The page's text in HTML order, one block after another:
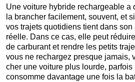
Une voiture hybride rechargeable a
la brancher facilement, souvent, et
vos trajets quotidiens tient dans
réelle. Dans ce cas, elle peut
de carburant et rendre les petits
vous ne rechargez presque jamais,
cher une voiture plus lourde,
consomme davantage une fois la